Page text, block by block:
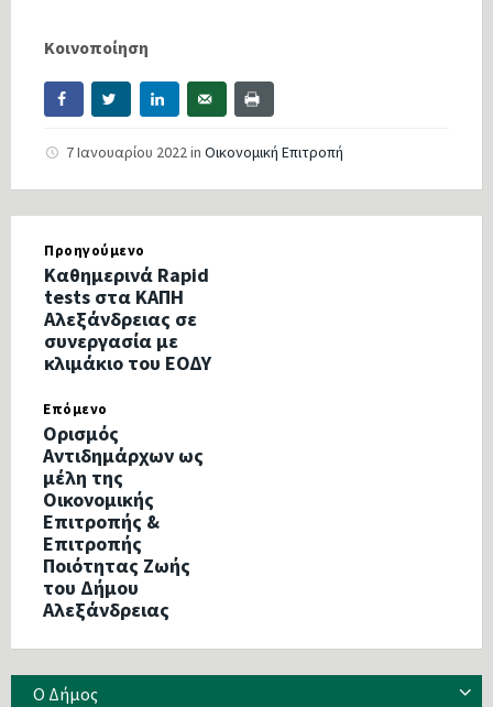
Κοινοποίηση
7 Ιανουαρίου 2022in Οικονομική Επιτροπή
Προηγούμενο
Καθημερινά Rapid
tests στα ΚΑΠΗ
Αλεξάνδρειας σε
συνεργασία με
κλιμάκιο του ΕΟΔΥ
Επόμενο
Ορισμός
Αντιδημάρχων ως
μέλη της
Οικονομικής
Επιτροπής &
Επιτροπής
Ποιότητας Ζωής
του Δήμου
Αλεξάνδρειας
Ο Δήμος